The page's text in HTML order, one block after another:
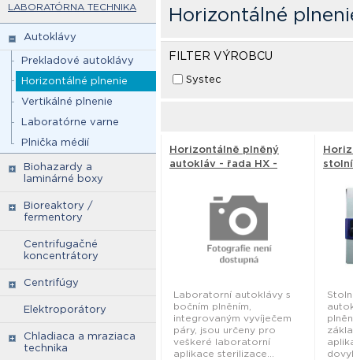
LABORATÓRNA TECHNIKA
Autoklávy
Prekladové autoklávy
Horizontálné plnenie
Vertikálné plnenie
Laboratórne varne
Plnička médií
Biohazardy a
laminárné boxy
Bioreaktory /
fermentory
Centrifugačné
koncentrátory
Centrifúgy
Elektroporátory
Chladiaca a mraziaca
technika
Horizontálné
FILTER VÝROBCU
Systec
Horizontálně plněný
autokláv - řada HX -
Laboratorní autoklávy s
bočním plněním,
integrovaným vyvíječem
páry, jsou určeny pro
veškeré laboratorní
aplikace sterilizace...